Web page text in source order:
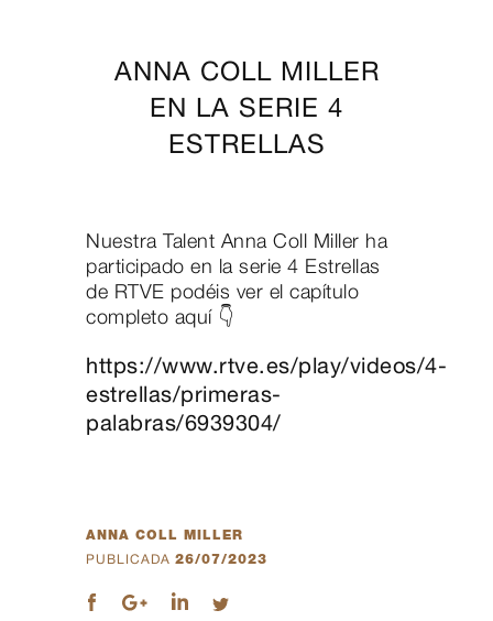
ANNA COLL MILLER
EN LA SERIE 4
ESTRELLAS
Nuestra Talent Anna Coll Miller ha
participado en la serie 4 Estrellas
de RTVE podéis ver el capítulo
completo aquí 👇
https://www.rtve.es/play/videos/4-
estrellas/primeras-
palabras/6939304/
ANNA COLL MILLER
PUBLICADA 26/07/2023